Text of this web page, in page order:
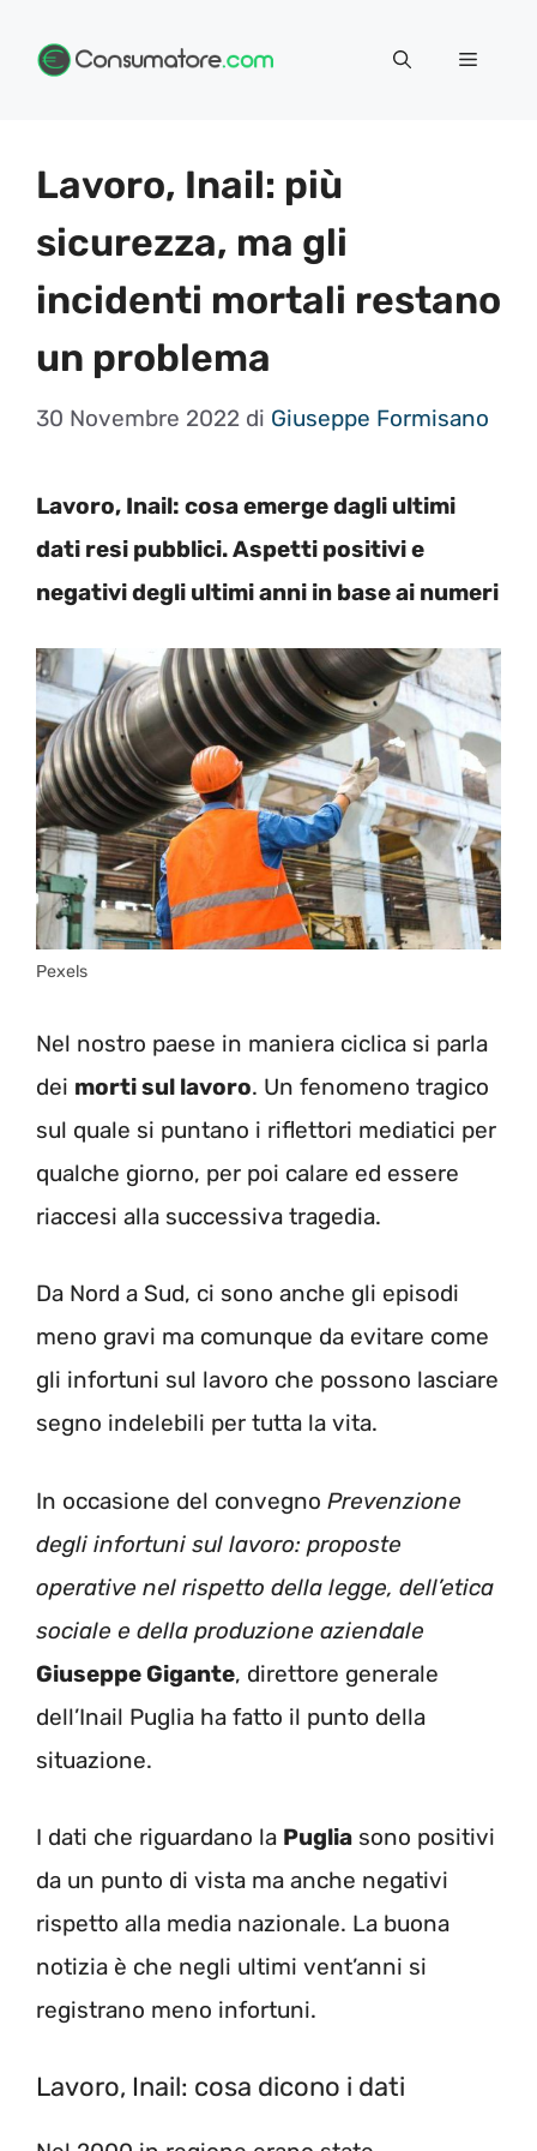
Menu
Lavoro, Inail: più
sicurezza, ma gli
incidenti mortali restano
un problema
30 Novembre 2022 di Giuseppe Formisano
Lavoro, Inail: cosa emerge dagli ultimi
dati resi pubblici. Aspetti positivi e
negativi degli ultimi anni in base ai numeri
Pexels
Nel nostro paese in maniera ciclica si parla
dei morti sul lavoro. Un fenomeno tragico
sul quale si puntano i riflettori mediatici per
qualche giorno, per poi calare ed essere
riaccesi alla successiva tragedia.
Da Nord a Sud, ci sono anche gli episodi
meno gravi ma comunque da evitare come
gli infortuni sul lavoro che possono lasciare
segno indelebili per tutta la vita.
In occasione del convegno Prevenzione
degli infortuni sul lavoro: proposte
operative nel rispetto della legge, dell’etica
sociale e della produzione aziendale
Giuseppe Gigante, direttore generale
dell’Inail Puglia ha fatto il punto della
situazione.
I dati che riguardano la Puglia sono positivi
da un punto di vista ma anche negativi
rispetto alla media nazionale. La buona
notizia è che negli ultimi vent’anni si
registrano meno infortuni.
Lavoro, Inail: cosa dicono i dati